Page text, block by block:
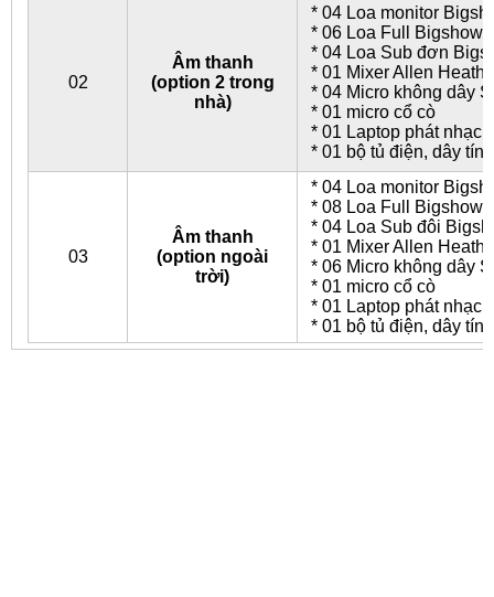
02
Âm thanh
(option 2 trong
nhà)
* 04 Loa monitor
* 06 Loa Full Bigshow
* 04 Loa Sub đơn
* 01 Mixer Allen Heath
* 04 Micro không dây
* 01 micro cổ cò
* 01 Laptop phát nhạc
* 01 bộ tủ điện, dây tín
03
Âm thanh
(option ngoài
trời)
* 04 Loa monitor
* 08 Loa Full Bigshow
* 04 Loa Sub đôi
* 01 Mixer Allen Heath
* 06 Micro không dây
* 01 micro cổ cò
* 01 Laptop phát nhạc
* 01 bộ tủ điện, dây tín